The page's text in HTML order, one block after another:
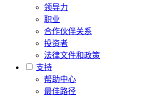
领导力
职业
合作伙伴关系
投资者
法律文件和政策
支持
帮助中心
最佳路径